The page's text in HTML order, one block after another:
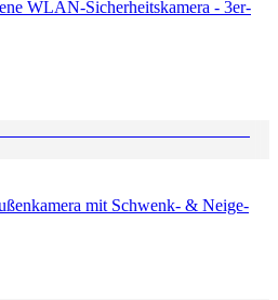
WLAN-Sicherheitskamera - 3er-
mit Schwenk- & Neige-